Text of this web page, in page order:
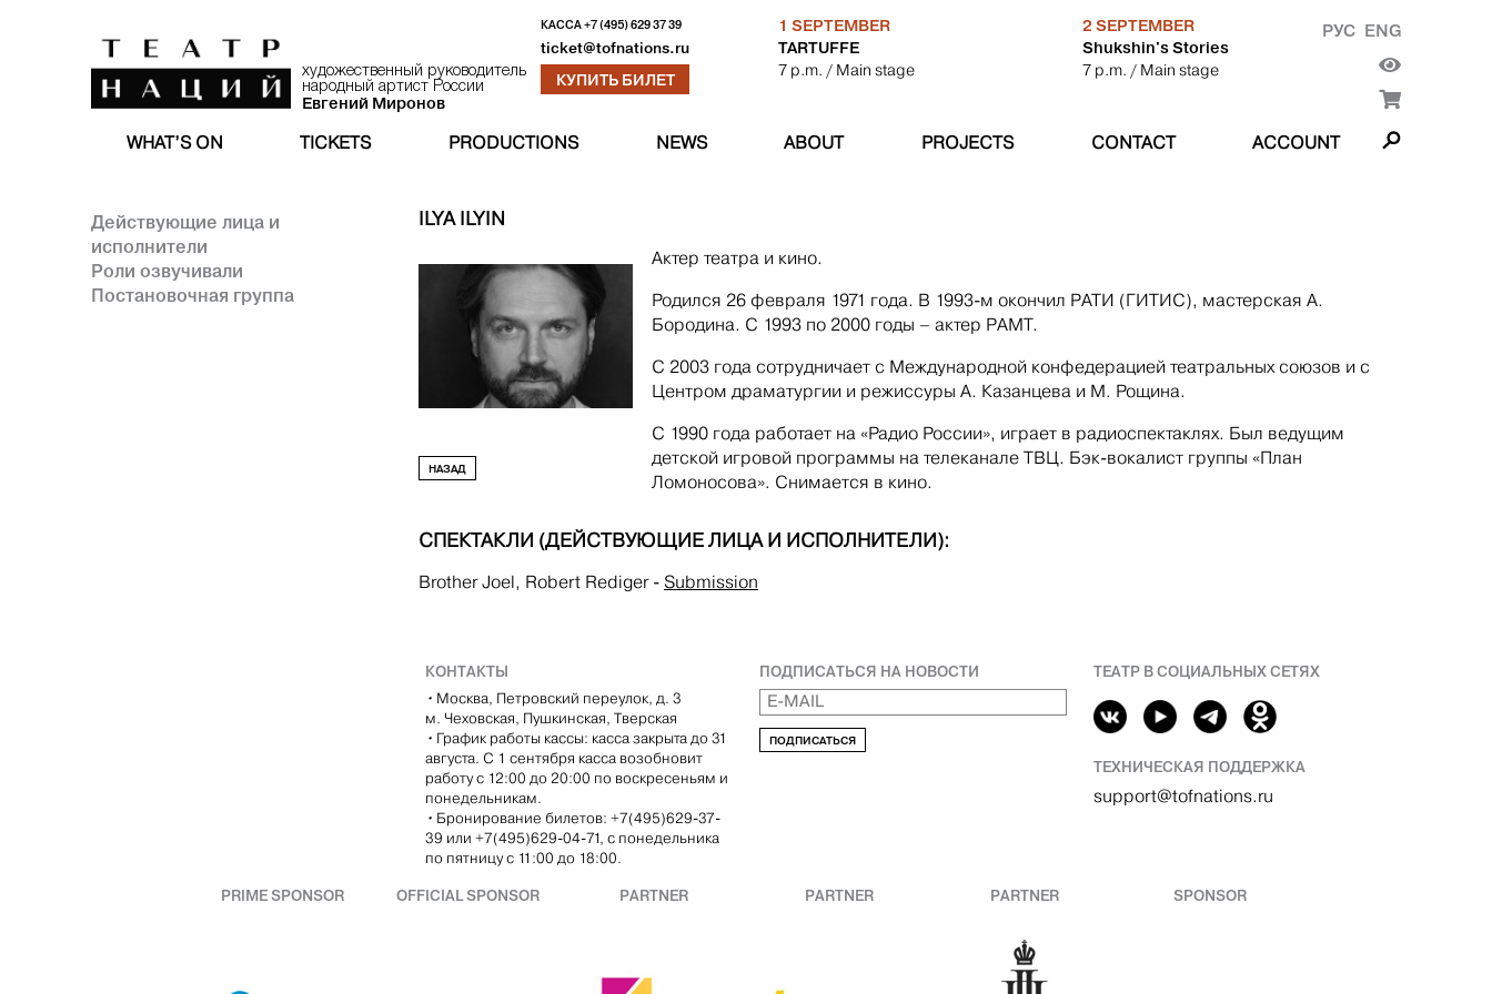
художественный руководитель
народный артист России
Евгений Миронов
КАССА+7 (495) 629 37 39
ticket@tofnations.ru
КУПИТЬ БИЛЕТ
1 SEPTEMBER
TARTUFFE
7 p.m. / Main stage
2 SEPTEMBER
Shukshin's Stories
7 p.m. / Main stage
РУС ENG
WHAT’S ON TICKETS PRODUCTIONS NEWS ABOUT PROJECTS CONTACT ACCOUNT
Действующие лица и
исполнители
Роли озвучивали
Постановочная группа
ILYA ILYIN
НАЗАД
Актер театра и кино.
Родился 26 февраля 1971 года. В 1993-м окончил РАТИ (ГИТИС), мастерская А.
Бородина. С 1993 по 2000 годы – актер РАМТ.
С 2003 года сотрудничает с Международной конфедерацией театральных союзов и с
Центром драматургии и режиссуры А. Казанцева и М. Рощина.
С 1990 года работает на «Радио России», играет в радиоспектаклях. Был ведущим
детской игровой программы на телеканале ТВЦ. Бэк-вокалист группы «План
Ломоносова». Снимается в кино.
СПЕКТАКЛИ (ДЕЙСТВУЮЩИЕ ЛИЦА И ИСПОЛНИТЕЛИ):
Brother Joel, Robert Rediger- Submission
КОНТАКТЫ
• Москва, Петровский переулок, д. 3
м. Чеховская, Пушкинская, Тверская
• График работы кассы: касса закрыта до 31
августа. С 1 сентября касса возобновит
работу с 12:00 до 20:00 по воскресеньям и
понедельникам.
• Бронирование билетов: +7(495)629-37-
39 или +7(495)629-04-71, с понедельника
по пятницу с 11:00 до 18:00.
ПОДПИСАТЬСЯ НА НОВОСТИ
ПОДПИСАТЬСЯ
ТЕАТР В СОЦИАЛЬНЫХ СЕТЯХ
ТЕХНИЧЕСКАЯ ПОДДЕРЖКА
support@tofnations.ru
PRIME SPONSOR OFFICIAL SPONSOR PARTNER PARTNER PARTNER SPONSOR